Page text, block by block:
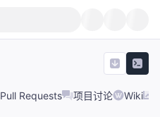
Pull Requests 项目讨论 Wiki